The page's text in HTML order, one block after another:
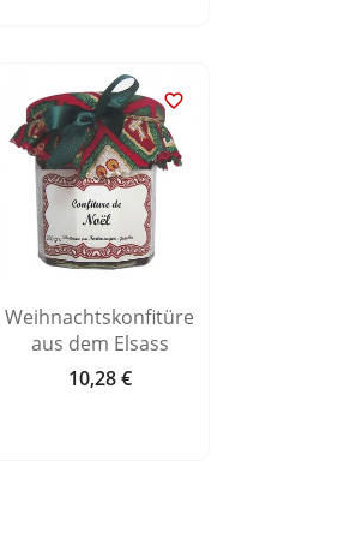

Weihnachtskonfitüre
aus dem Elsass
Preis
10,28 €